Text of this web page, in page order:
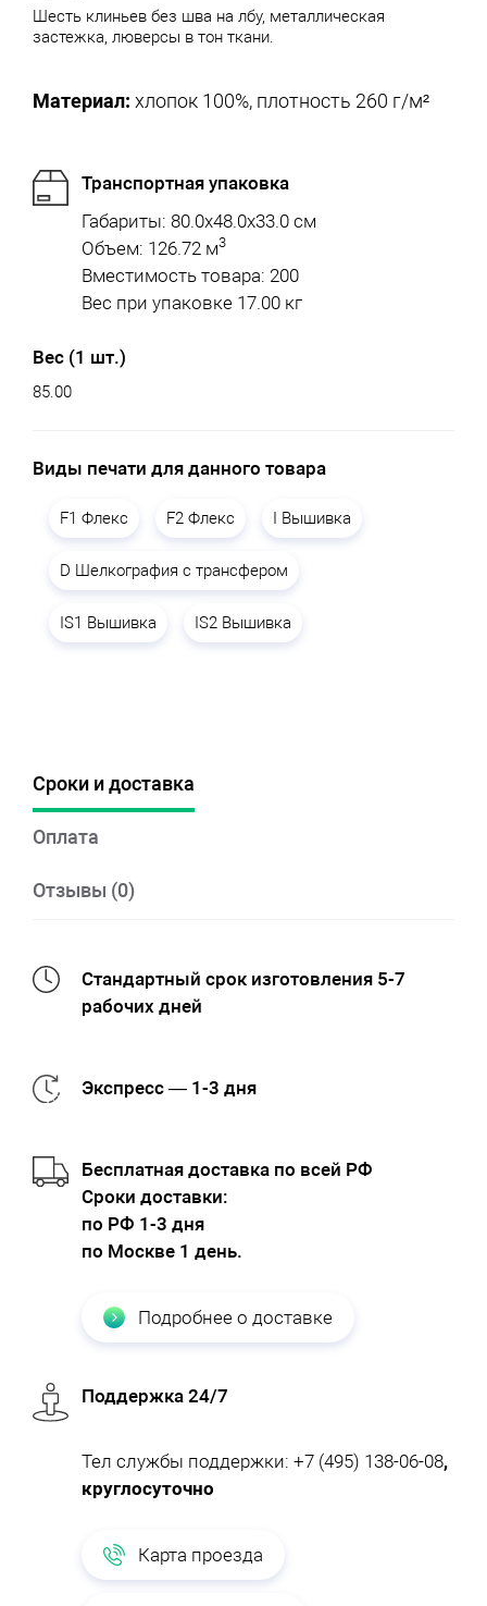
Шесть клиньев без шва на лбу, металлическая
застежка, люверсы в тон ткани.
Материал: хлопок 100%, плотность 260 г/м²
Транспортная упаковка
Габариты: 80.0x48.0x33.0 см
Объем: 126.72 м3
Вместимость товара: 200
Вес при упаковке 17.00 кг
Вес (1 шт.)
85.00
Виды печати для данного товара
F1 Флекс F2 Флекс I Вышивка
D Шелкография с трансфером
IS1 Вышивка IS2 Вышивка
Сроки и доставка
Оплата
Отзывы (0)
Стандартный срок изготовления 5-7
рабочих дней
Экспресс — 1-3 дня
Бесплатная доставка по всей РФ
Cроки доставки:
по РФ 1-3 дня
по Москве 1 день.
Подробнее о доставке
Поддержка 24/7
Тел службы поддержки: +7 (495) 138-06-08,
круглосуточно
Карта проезда